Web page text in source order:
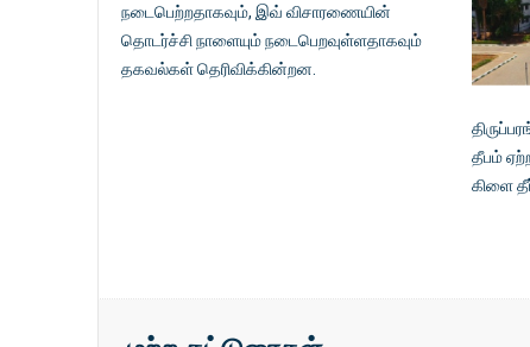
நடைபெற்றதாகவும், இவ் விசாரணையின்
தொடர்ச்சி நாளையும் நடைபெறவுள்ளதாகவும்
தகவல்கள் தெரிவிக்கின்றன.
தீபம்
கிளை